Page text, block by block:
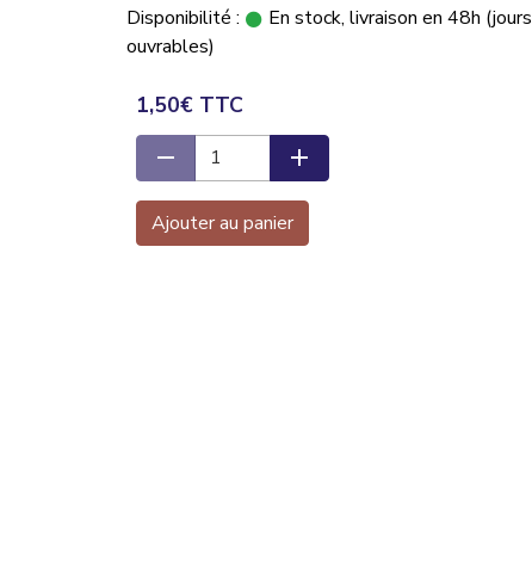
Disponibilité :
En stock, livraison en 48h (jours
ouvrables)
1,50€ TTC
Ajouter au panier